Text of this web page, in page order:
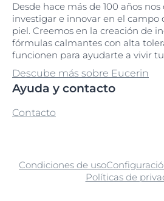
Desde hace más de 100 años
investigar e innovar en el campo
piel. Creemos en la creación de
fórmulas calmantes con alta
funcionen para ayudarte a vivir
Descube más sobre Eucerin
Ayuda y contacto
Contacto
Condiciones de uso
Políticas de